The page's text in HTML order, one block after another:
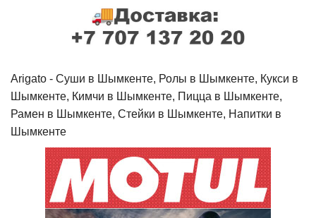
Arigato - Cуши в Шымкенте, Ролы в Шымкенте, Кукси в
Шымкенте, Кимчи в Шымкенте, Пицца в Шымкенте,
Рамен в Шымкенте, Стейки в Шымкенте, Напитки в
Шымкенте